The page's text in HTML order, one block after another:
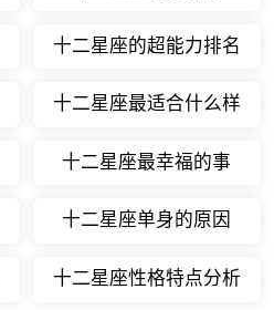
十二星座的超能力排名
十二星座最适合什么样
的职业
十二星座最幸福的事
十二星座单身的原因
十二星座性格特点分析